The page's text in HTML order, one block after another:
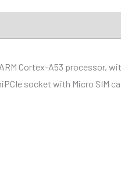
Cortex-A53 processor,
socket with Micro SIM